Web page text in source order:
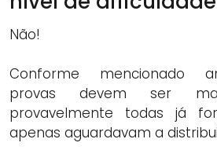
Não!
Conforme mencionado
provas devem ser
provavelmente todas já
apenas aguardavam a